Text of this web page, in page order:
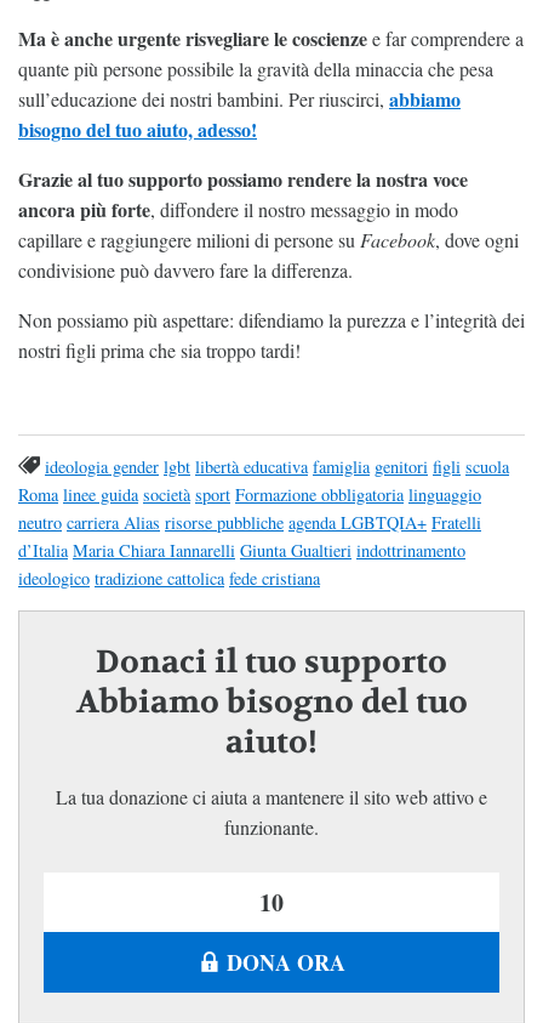
Ma è anche urgente risvegliare le coscienzee far comprendere a
quante più persone possibile la gravità della minaccia che pesa
sull’educazione dei nostri bambini. Per riuscirci, abbiamo
bisogno del tuo aiuto, adesso!
Grazie al tuo supporto possiamo rendere la nostra voce
ancora più forte, diffondere il nostro messaggio in modo
capillare e raggiungere milioni di persone su Facebook, dove ogni
condivisione può davvero fare la differenza.
Non possiamo più aspettare: difendiamo la purezza e l’integrità dei
nostri figli prima che sia troppo tardi!
ideologia gender lgbt libertà educativa famiglia genitori figli scuola
Roma linee guida società sport Formazione obbligatoria linguaggio
neutro carriera Alias risorse pubbliche agenda LGBTQIA+ Fratelli
d’Italia Maria Chiara Iannarelli Giunta Gualtieri indottrinamento
ideologico tradizione cattolica fede cristiana
Donaci il tuo supporto
Abbiamo bisogno del tuo
aiuto!
La tua donazione ci aiuta a mantenere il sito web attivo e
funzionante.
DONA ORA